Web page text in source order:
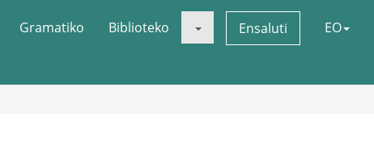
Gramatiko Biblioteko Ensaluti EO